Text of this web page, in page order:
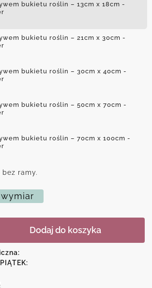
bukietu roślin – 13cm x 18cm -
bukietu roślin – 21cm x 30cm -
bukietu roślin – 30cm x 40cm -
bukietu roślin – 50cm x 70cm -
bukietu roślin – 70cm x 100cm -
ramy.
Dodaj do koszyka